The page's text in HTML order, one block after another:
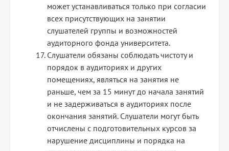
может устанавливаться только при согласии
всех присутствующих на занятии
слушателей группы и возможностей
аудиторного фонда университета.
Слушатели обязаны соблюдать чистоту и
порядок в аудиториях и других
помещениях, являться на занятия не
раньше, чем за 15 минут до начала занятий
и не задерживаться в аудиториях после
окончания занятий. Слушатели могут быть
отчислены с подготовительных курсов за
нарушение дисциплины и порядка на